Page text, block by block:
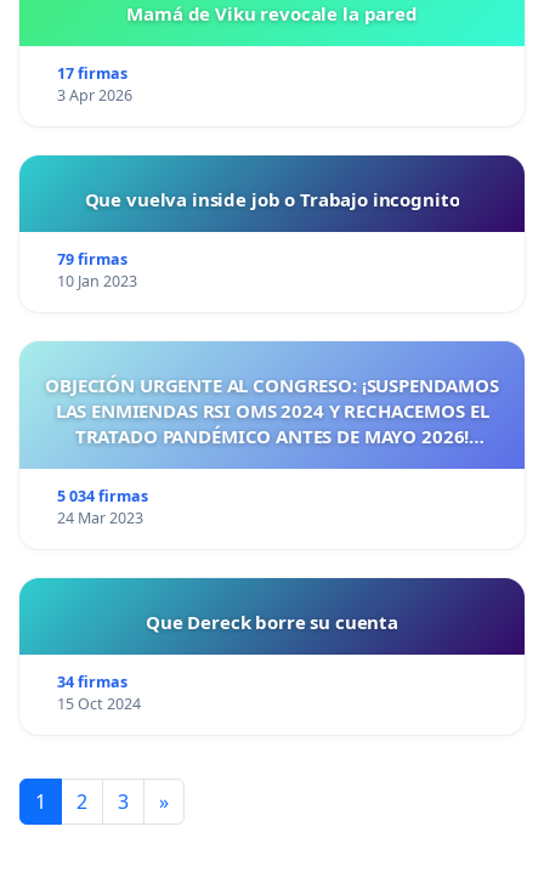
Mamá de Viku revocale la pared
17 firmas
3 Apr 2026
Que vuelva inside job o Trabajo incognito
79 firmas
10 Jan 2023
OBJECIÓN URGENTE AL CONGRESO: ¡SUSPENDAMOS
LAS ENMIENDAS RSI OMS 2024 Y RECHACEMOS EL
TRATADO PANDÉMICO ANTES DE MAYO 2026!
5 034 firmas
24 Mar 2023
Que Dereck borre su cuenta
34 firmas
15 Oct 2024
1 2 3 »